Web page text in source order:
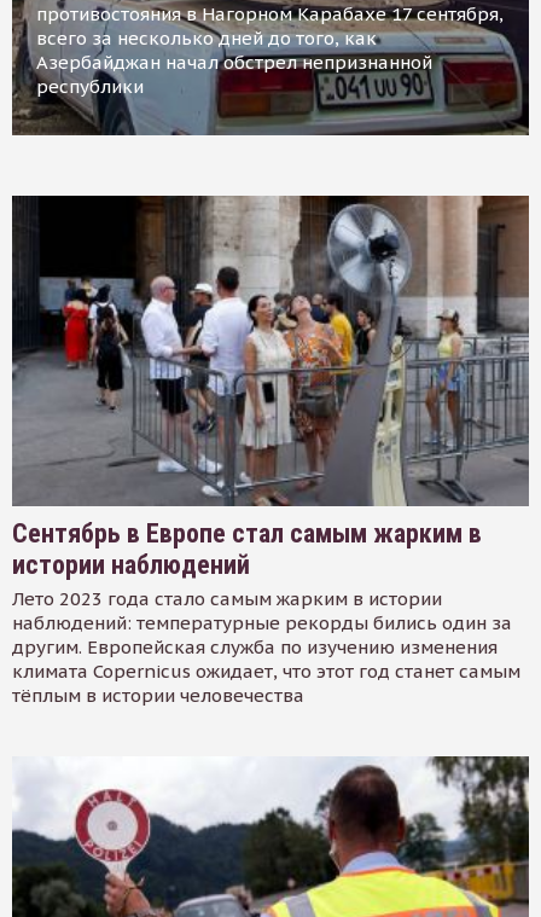
противостояния в Нагорном Карабахе 17 сентября,
всего за несколько дней до того, как
Азербайджан начал обстрел непризнанной
республики
Сентябрь в Европе стал самым жарким в
истории наблюдений
Лето 2023 года стало самым жарким в истории
наблюдений: температурные рекорды бились один за
другим. Европейская служба по изучению изменения
климата Copernicus ожидает, что этот год станет самым
тёплым в истории человечества